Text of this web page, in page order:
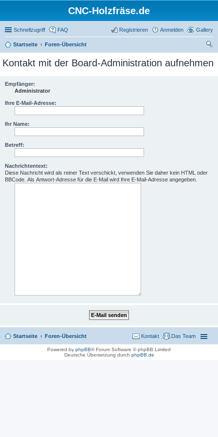
CNC-Holzfräse.de
Schnellzugriff Gallery
FAQ Anmelden
Registrieren
Startseite
Foren-Übersicht
he
Kontakt mit der Board-Administration aufnehmen
Empfänger:
Administrator
Ihre E-Mail-Adresse:
Ihr Name:
Betreff:
Nachrichtentext:
Diese Nachricht wird als reiner Text verschickt, verwenden Sie daher kein HTML oder
BBCode. Als Antwort-Adresse für die E-Mail wird Ihre E-Mail-Adresse angegeben.
Startseite Foren-Übersicht Das Team
Kontakt
Powered by phpBB® Forum Software © phpBB Limited
Deutsche Übersetzung durch phpBB.de